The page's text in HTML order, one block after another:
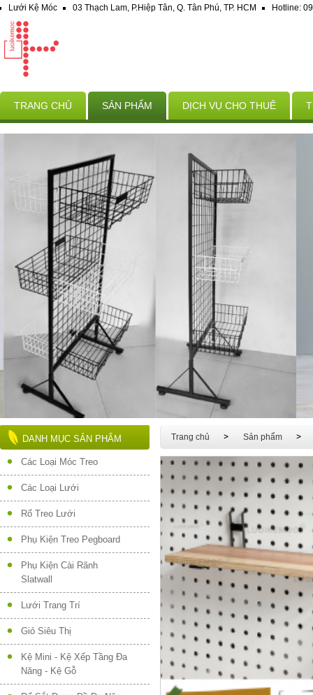
Lưới Kệ Móc 03 Thạch Lam, P.Hiệp Tân, Q. Tân Phú, TP. HCM Hotline:
TRANG CHỦ SẢN PHẨM DỊCH VỤ CHO THUÊ
DANH MỤC SẢN PHẨM
Các Loại Móc Treo
Các Loại Lưới
Rổ Treo Lưới
Phụ Kiện Treo Pegboard
Phụ Kiện Cài Rãnh
Slatwall
Lưới Trang Trí
Giỏ Siêu Thị
Kệ Mini - Kệ Xếp Tầng Đa
Năng - Kệ Gỗ
Trang chủ Sản phẩm